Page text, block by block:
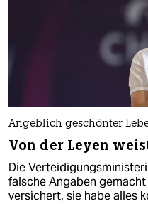
Angeblich geschönter
Von der Leyen
Die
falsche Angaben
versichert, sie habe alles